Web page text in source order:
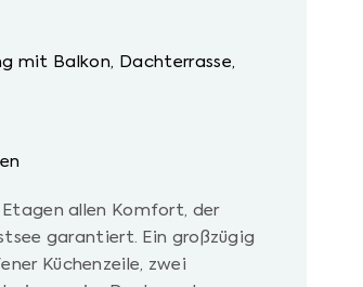
mit Balkon, Dachterrasse,
allen Komfort, der
garantiert. Ein großzügig
Küchenzeile, zwei